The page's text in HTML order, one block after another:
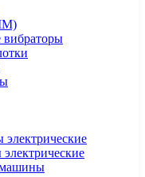
вибраторы